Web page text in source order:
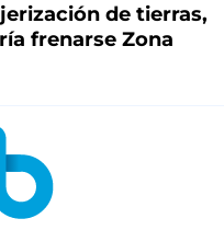
de tierras,
frenarse Zona